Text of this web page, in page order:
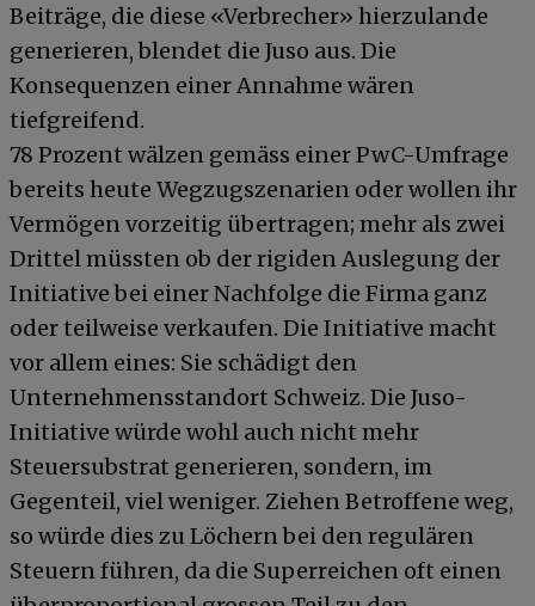
Beiträge, die diese «Verbrecher» hierzulande
generieren, blendet die Juso aus. Die
Konsequenzen einer Annahme wären
tiefgreifend.
78 Prozent wälzen gemäss einer PwC-Umfrage
bereits heute Wegzugszenarien oder wollen ihr
Vermögen vorzeitig übertragen; mehr als zwei
Drittel müssten ob der rigiden Auslegung der
Initiative bei einer Nachfolge die Firma ganz
oder teilweise verkaufen. Die Initiative macht
vor allem eines: Sie schädigt den
Unternehmensstandort Schweiz. Die Juso-
Initiative würde wohl auch nicht mehr
Steuersubstrat generieren, sondern, im
Gegenteil, viel weniger. Ziehen Betroffene weg,
so würde dies zu Löchern bei den regulären
Steuern führen, da die Superreichen oft einen